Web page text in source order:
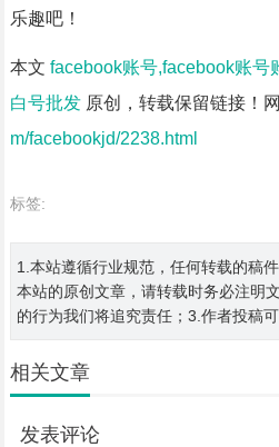
乐趣吧！
本文 facebook账号,facebook账号
白号批发原创，转载保留链接！网
m/facebookjd/2238.html
标签:
1.本站遵循行业规范，任何转载的稿
本站的原创文章，请转载时务必注明
的行为我们将追究责任；3.作者投稿
相关文章
发表评论